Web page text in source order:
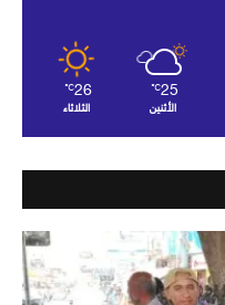
25
℃
الأثنين
26
℃
الثلاثاء